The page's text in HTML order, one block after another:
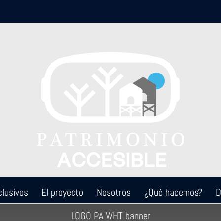
El proyecto Nosotros ¿Qué hacemos?
LOGO PA WHT banner